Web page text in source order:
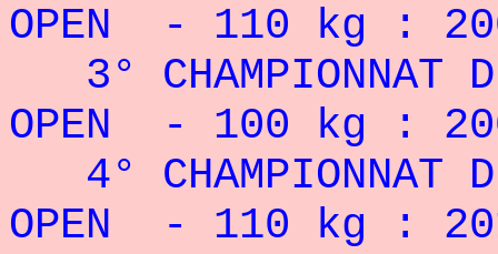
OPEN - 110 kg :
3° CHAMPIONNAT
OPEN - 100 kg :
4° CHAMPIONNAT
OPEN - 110 kg :